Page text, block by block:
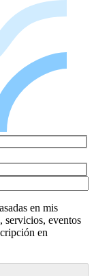
en mis
servicios, eventos
en